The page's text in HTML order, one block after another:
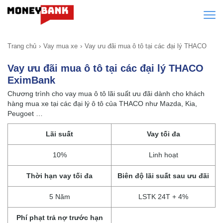
Trang chủ Vay mua xe Vay ưu đãi mua ô tô tại các đại lý THACO
Vay ưu đãi mua ô tô tại các đại lý THACO
EximBank
Chương trình cho vay mua ô tô lãi suất ưu đãi dành cho khách
hàng mua xe tại các đại lý ô tô của THACO như Mazda, Kia,
Peugoet …
Lãi suất
10%
Vay tối đa
Linh hoạt
Thời hạn vay tối đa
5 Năm
Biên độ lãi suất sau ưu đãi
LSTK 24T + 4%
Phí phạt trả nợ trước hạn